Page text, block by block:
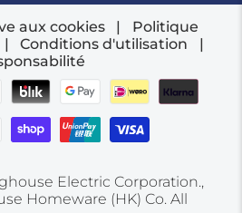
aux cookies |
Politique
| Conditions d'utilisation
|
Electric Corporation.,
Homeware (HK) Co. All